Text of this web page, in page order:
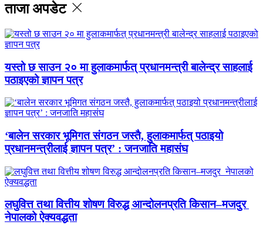
ताजा अपडेट
यस्तो छ साउन २० मा हुलाकमार्फत् प्रधानमन्त्री बालेन्द्र साहलाई
पठाइएको ज्ञापन पत्र
‘बालेन सरकार भूमिगत संगठन जस्तै, हुलाकमार्फत् पठाइयो
प्रधानमन्त्रीलाई ज्ञापन पत्र’ : जनजाति महासंघ
लघुवित्त तथा वित्तीय शोषण विरुद्ध आन्दोलनप्रति किसान–मजदुर
नेपालको ऐक्यवद्धता